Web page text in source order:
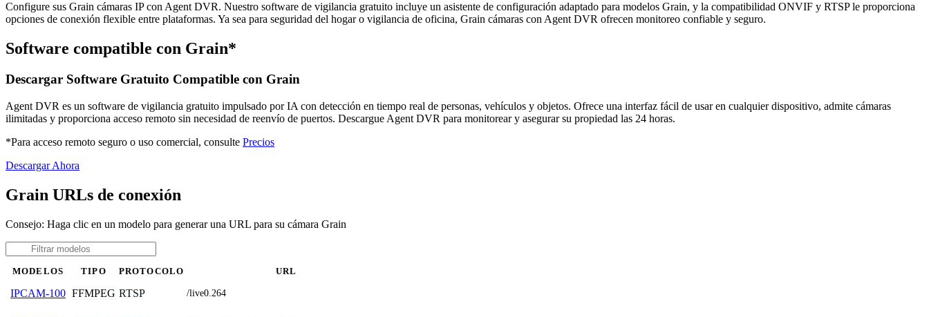
Configure sus Grain cámaras IP con Agent DVR. Nuestro software de vigilancia gratuito incluye un asistente de configuración adaptado para modelos Grain, y la compatibilidad ONVIF y RTSP le proporciona
opciones de conexión flexible entre plataformas. Ya sea para seguridad del hogar o vigilancia de oficina, Grain cámaras con Agent DVR ofrecen monitoreo confiable y seguro.
Software compatible con Grain*
Descargar Software Gratuito Compatible con Grain
Agent DVR es un software de vigilancia gratuito impulsado por IA con detección en tiempo real de personas, vehículos y objetos. Ofrece una interfaz fácil de usar en cualquier dispositivo, admite cámaras
ilimitadas y proporciona acceso remoto sin necesidad de reenvío de puertos. Descargue Agent DVR para monitorear y asegurar su propiedad las 24 horas.
*Para acceso remoto seguro o uso comercial, consulte Precios
Descargar Ahora
Grain URLs de conexión
Consejo: Haga clic en un modelo para generar una URL para su cámara Grain
MODELOS TIPO PROTOCOLO URL
IPCAM-100 FFMPEG RTSP /live0.264